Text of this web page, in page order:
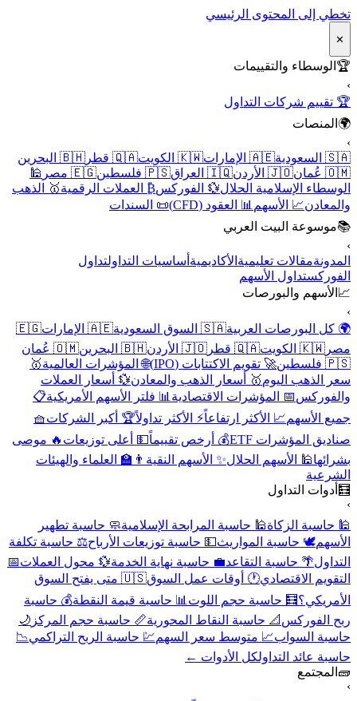
تخطي إلى المحتوى الرئيسي
✕
🏆الوسطاء والتقييمات
🏆 تقييم شركات التداول
🌍المنصات
🇸🇦 السعودية
🇦🇪 الإمارات 🇰🇼 الكويت 🇶🇦 قطر
🇧🇭 البحرين
🇴🇲 عُمان
🇯🇴 الأردن 🇮🇶 العراق 🇵🇸 فلسطين 🇪🇬 مصر
🕌
الوسطاء الإسلامية الحلال 💱 الفوركس ₿ العملات الرقمية🥇 الذهب
والمعادن📈 الأسهم📊 العقود (CFD)
📜 السندات
📚موسوعة البيت العربي
المدونةمقالات تعليميةالأكاديميةأساسيات التداولتداول
الفوركستداول الأسهم
📈الأسهم والبورصات
🌍 كل البورصات العربية🇸🇦 السوق السعودية 🇦🇪 الإمارات
🇪🇬
مصر 🇰🇼 الكويت 🇶🇦 قطر 🇯🇴 الأردن 🇧🇭 البحرين
🇴🇲 عُمان
🇵🇸 فلسطين
🚀 تقويم الاكتتابات (IPO) 🌐 المؤشرات العالمية🥇
سعر الذهب اليوم🥇 أسعار الذهب والمعادن💱 أسعار العملات
والفوركس 📅 المؤشرات الاقتصادية📊 فلتر الأسهم الأمريكية📋
جميع الأسهم📈 الأكثر ارتفاعاً⚡ الأكثر تداولاً🏆 أكبر الشركات🧺
صناديق المؤشرات ETF
💰 أرخص تقييماً💵 أعلى توزيعات🔥 موصى
بشرائها🕌 الأسهم الحلال ✨ الأسهم النقية👨‍🏫 العلماء والهيئات
الشرعية
🧮أدوات التداول
🕌 حاسبة الزكاة🕌 حاسبة المرابحة الإسلامية🧼 حاسبة تطهير
الأسهم🕊️ حاسبة المواريث💵 حاسبة توزيعات الأرباح⚖️ حاسبة تكلفة
التداول 🌴 حاسبة التقاعد💼 حاسبة نهاية الخدمة💱 محول العملات📅
التقويم الاقتصادي🕐 أوقات عمل السوق
🇺🇸 متى يفتح السوق
الأمريكي؟🧮 حاسبة حجم اللوت📊 حاسبة قيمة النقطة💰 حاسبة
ربح الفوركس 📐 حاسبة النقاط المحورية📏 حاسبة حجم المركز 🌙
حاسبة السواب📈 متوسط سعر السهم💹 حاسبة الربح التراكمي 📉
حاسبة عائد التداولكل الأدوات ←
🧱المجتمع